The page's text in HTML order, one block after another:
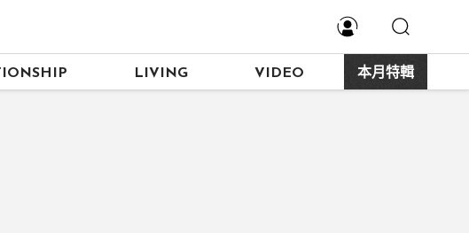
LIVING VIDEO 本月特輯